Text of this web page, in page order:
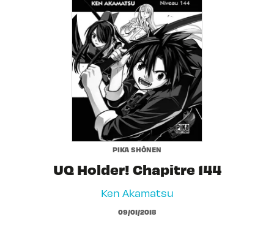
PIKA SHÔNEN
UQ Holder! Chapitre 144
Ken Akamatsu
09/01/2018